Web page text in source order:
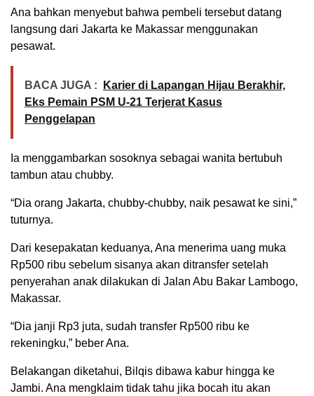
Ana bahkan menyebut bahwa pembeli tersebut datang
langsung dari Jakarta ke Makassar menggunakan
pesawat.
BACA JUGA :
Karier di Lapangan Hijau Berakhir,
Eks Pemain PSM U-21 Terjerat Kasus
Penggelapan
Ia menggambarkan sosoknya sebagai wanita bertubuh
tambun atau chubby.
“Dia orang Jakarta, chubby-chubby, naik pesawat ke sini,”
tuturnya.
Dari kesepakatan keduanya, Ana menerima uang muka
Rp500 ribu sebelum sisanya akan ditransfer setelah
penyerahan anak dilakukan di Jalan Abu Bakar Lambogo,
Makassar.
“Dia janji Rp3 juta, sudah transfer Rp500 ribu ke
rekeningku,” beber Ana.
Belakangan diketahui, Bilqis dibawa kabur hingga ke
Jambi. Ana mengklaim tidak tahu jika bocah itu akan